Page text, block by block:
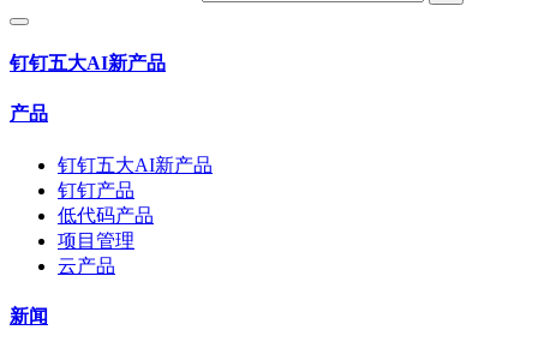
钉钉五大AI新产品
产品
钉钉五大AI新产品
钉钉产品
低代码产品
项目管理
云产品
新闻